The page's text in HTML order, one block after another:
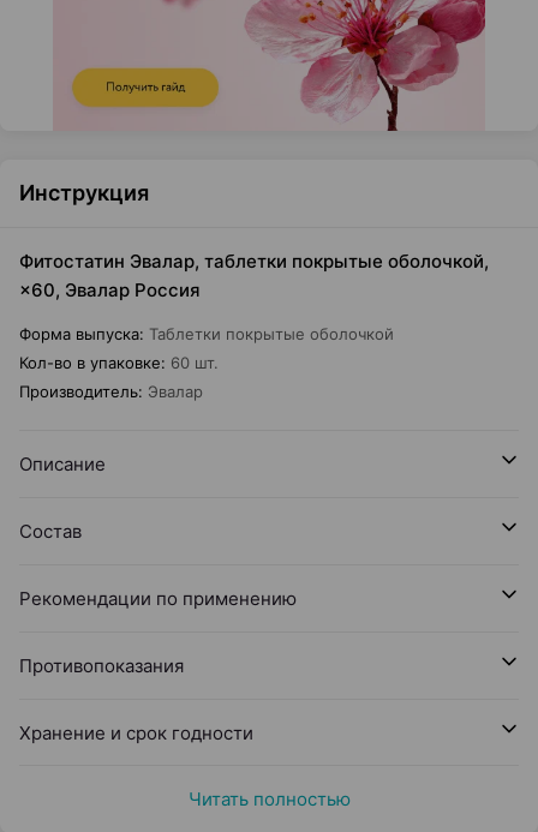
Инструкция
Фитостатин Эвалар, таблетки покрытые оболочкой,
×60, Эвалар Россия
Форма выпуска: Таблетки покрытые оболочкой
Кол-во в упаковке: 60 шт.
Производитель: Эвалар
Описание
Состав
Рекомендации по применению
Противопоказания
Хранение и срок годности
Читать полностью